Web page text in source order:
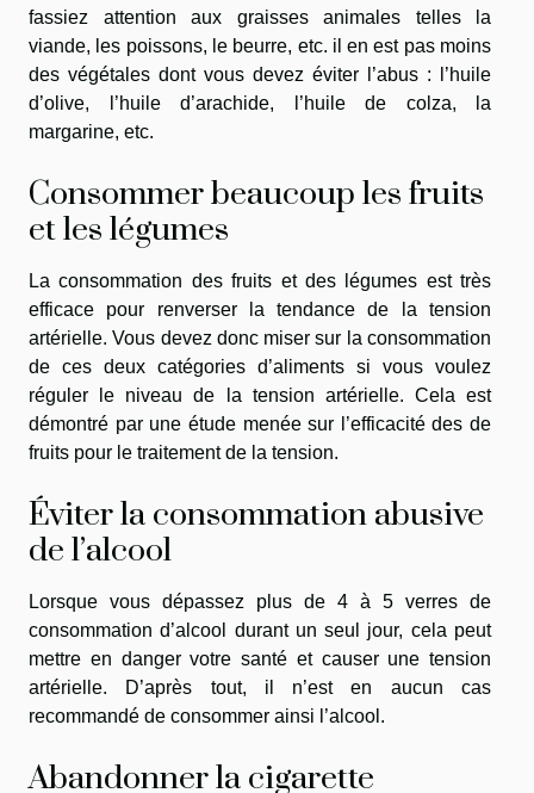
fassiez attention aux graisses animales telles la
viande, les poissons, le beurre, etc. il en est pas moins
des végétales dont vous devez éviter l’abus : l’huile
d’olive, l’huile d’arachide, l’huile de colza, la
margarine, etc.
Consommer beaucoup les fruits
et les légumes
La consommation des fruits et des légumes est très
efficace pour renverser la tendance de la tension
artérielle. Vous devez donc miser sur la consommation
de ces deux catégories d’aliments si vous voulez
réguler le niveau de la tension artérielle. Cela est
démontré par une étude menée sur l’efficacité des de
fruits pour le traitement de la tension.
Éviter la consommation abusive
de l’alcool
Lorsque vous dépassez plus de 4 à 5 verres de
consommation d’alcool durant un seul jour, cela peut
mettre en danger votre santé et causer une tension
artérielle. D’après tout, il n’est en aucun cas
recommandé de consommer ainsi l’alcool.
Abandonner la cigarette